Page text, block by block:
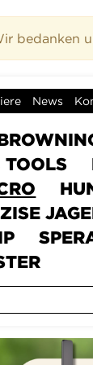
bedanken
News
TOOLS